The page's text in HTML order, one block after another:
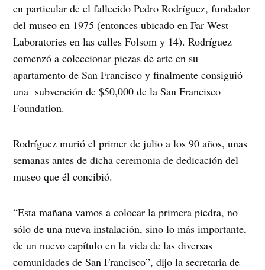
en particular de el fallecido Pedro Rodríguez, fundador
del museo en 1975 (entonces ubicado en Far West
Laboratories en las calles Folsom y 14). Rodríguez
comenzó a coleccionar piezas de arte en su
apartamento de San Francisco y finalmente consiguió
una subvención de $50,000 de la San Francisco
Foundation.
Rodríguez murió el primer de julio a los 90 años, unas
semanas antes de dicha ceremonia de dedicación del
museo que él concibió.
“Esta mañana vamos a colocar la primera piedra, no
sólo de una nueva instalación, sino lo más importante,
de un nuevo capítulo en la vida de las diversas
comunidades de San Francisco”, dijo la secretaria de